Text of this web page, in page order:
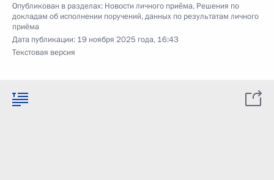
Опубликован в разделах: Новости личного приёма, Решения по
докладам об исполнении поручений, данных по результатам личного
приёма
Дата публикации: 19 ноября 2025 года, 16:43
Текстовая версия